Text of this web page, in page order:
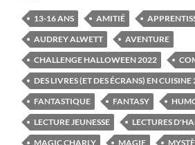
13-16 ANS AMITIÉ
AUDREY ALWETT
AVENTURE
CHALLENGE HALLOWEEN 2022
DES LIVRES (ET DES ÉCRANS) EN
FANTASTIQUE
FANTASY
LECTURE JEUNESSE
LECTURES
MAGIC CHARLY
MAGIE